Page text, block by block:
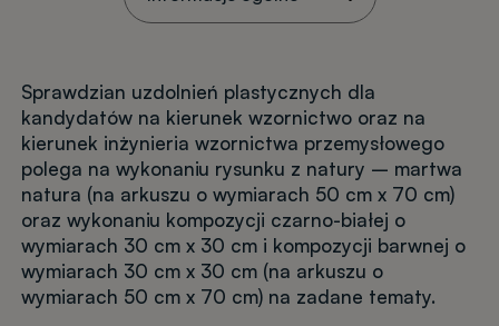
Sprawdzian uzdolnień plastycznych dla
kandydatów na kierunek wzornictwo oraz na
kierunek inżynieria wzornictwa przemysłowego
polega na wykonaniu rysunku z natury – martwa
natura (na arkuszu o wymiarach 50 cm x 70 cm)
oraz wykonaniu kompozycji czarno-białej o
wymiarach 30 cm x 30 cm i kompozycji barwnej o
wymiarach 30 cm x 30 cm (na arkuszu o
wymiarach 50 cm x 70 cm) na zadane tematy.